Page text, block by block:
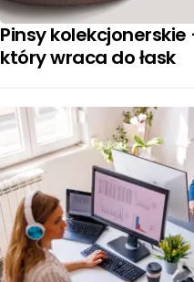
Pinsy
który wraca do łask